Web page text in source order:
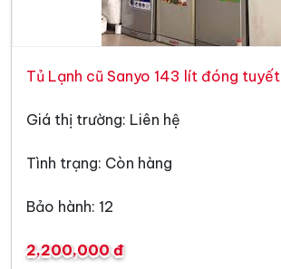
Tủ Lạnh cũ Sanyo 143 lít đóng tuyết
Giá thị trường: Liên hệ
Tình trạng: Còn hàng
Bảo hành: 12
2,200,000 đ